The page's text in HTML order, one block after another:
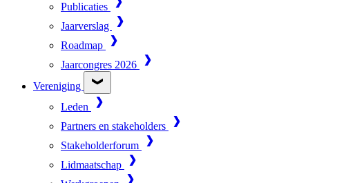
Publicaties
Jaarverslag
Roadmap
Jaarcongres 2026
Vereniging
Leden
Partners en stakeholders
Stakeholderforum
Lidmaatschap